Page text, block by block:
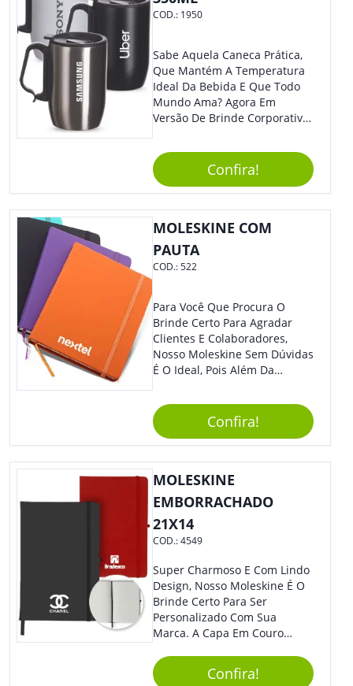
COD.: 1950
Sabe Aquela Caneca Prática,
Que Mantém A Temperatura
Ideal Da Bebida E Que Todo
Mundo Ama? Agora Em
Versão De Brinde Corporativo
Sua Marca Com Muito Estilo E
Acrescentar Ainda Mais
Praticidade À Eventos E Feiras
De Exposição.
Confira!
MOLESKINE COM
PAUTA
COD.:522
Para Você Que Procura O
Brinde Certo Para Agradar
Clientes E Colaboradores,
Nosso Moleskine Sem Dúvidas
É O Ideal, Pois Além Da
Utilizado Em Diversos
Momentos Do Dia.
Personalize-O Com Sua Marca
E Tenha Ainda Mais Destaque
Em Feiras De Exposições E
Eventos Corporativos.
Confira!
MOLESKINE
EMBORRACHADO
21X14
COD.:4549
Super Charmoso E Com Lindo
Design, Nosso Moleskine É O
Brinde Certo Para Ser
Personalizado Com Sua
Marca. A Capa Em Couro
Elástico Permite Ter Maior
Segurança Ao Carregá-Lo.
Confira!